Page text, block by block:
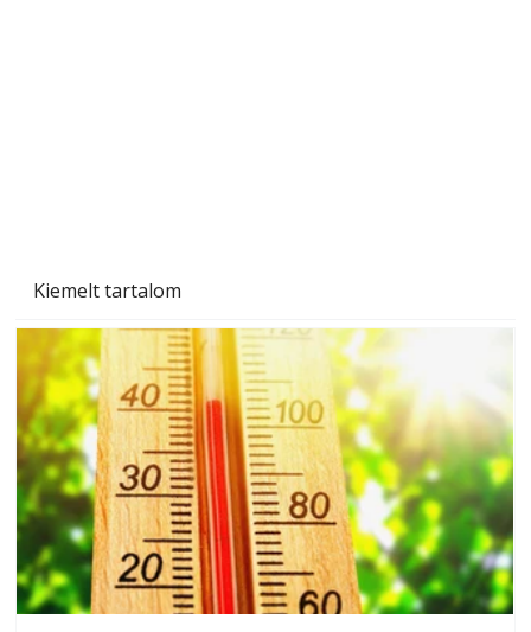
Kiemelt tartalom